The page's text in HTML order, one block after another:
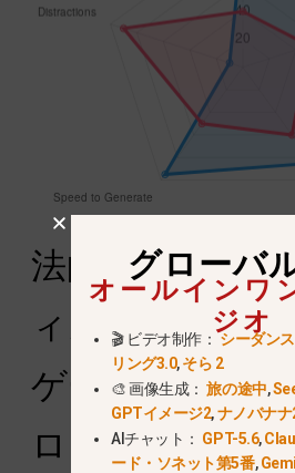
法的リスクは
ィズニーの著
ゲートし、地
ロックを回避す
グローバ
オールインワ
ジオ
🎬 ビデオ制作：シーダン
リング3.0,そら 2
🎨 画像生成：旅の途中,
GPTイメージ2,ナノバナナ
AIチャット： GPT-5.6,
ード・ソネット第5番,